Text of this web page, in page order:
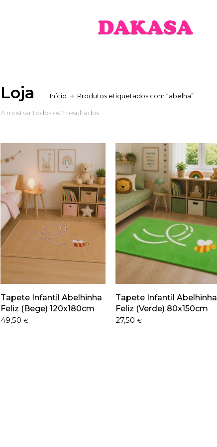
Loja Início Produtos etiquetados com “abelha”
A mostrar todos os 2 resultados
Tapete Infantil Abelhinha
Feliz (Bege) 120x180cm
49,50 €
Tapete Infantil Abelhinha
Feliz (Verde) 80x150cm
27,50 €